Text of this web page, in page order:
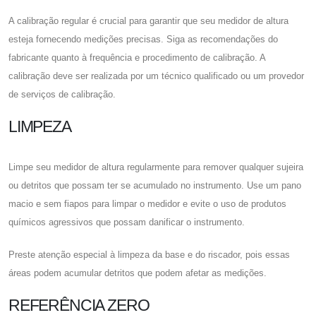
A calibração regular é crucial para garantir que seu medidor de altura
esteja fornecendo medições precisas. Siga as recomendações do
fabricante quanto à frequência e procedimento de calibração. A
calibração deve ser realizada por um técnico qualificado ou um provedor
de serviços de calibração.
LIMPEZA
Limpe seu medidor de altura regularmente para remover qualquer sujeira
ou detritos que possam ter se acumulado no instrumento. Use um pano
macio e sem fiapos para limpar o medidor e evite o uso de produtos
químicos agressivos que possam danificar o instrumento.
Preste atenção especial à limpeza da base e do riscador, pois essas
áreas podem acumular detritos que podem afetar as medições.
REFERÊNCIA ZERO